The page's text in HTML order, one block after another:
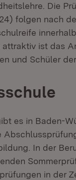
Die
folgen nach
attraktiv ist das
und Schüler
es in Baden-
In der
in der